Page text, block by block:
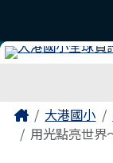
主內容區域
Home大港國小
用光點亮世界
頁尾區域